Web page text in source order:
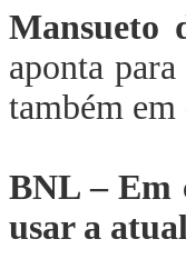
Mansueto
aponta
também em
BNL – Em
usar a